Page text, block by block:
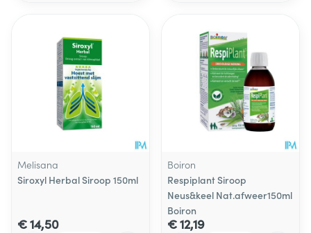
Melisana
Siroxyl Herbal Siroop 150ml
€ 14,50
Boiron
Respiplant Siroop
Neus&keel Nat.afweer150ml
Boiron
€ 12,19